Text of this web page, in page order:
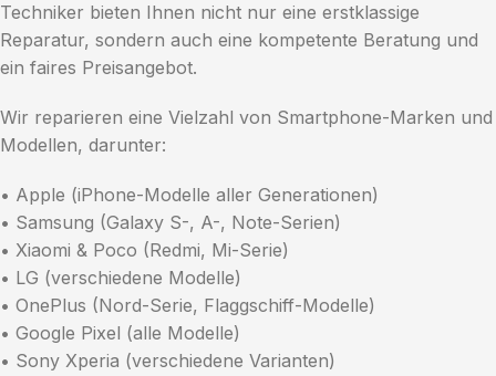
Techniker bieten Ihnen nicht nur eine erstklassige
Reparatur, sondern auch eine kompetente Beratung und
ein faires Preisangebot.
Wir reparieren eine Vielzahl von Smartphone-Marken und
Modellen, darunter:
• Apple (iPhone-Modelle aller Generationen)
• Samsung (Galaxy S-, A-, Note-Serien)
• Xiaomi & Poco (Redmi, Mi-Serie)
• LG (verschiedene Modelle)
• OnePlus (Nord-Serie, Flaggschiff-Modelle)
• Google Pixel (alle Modelle)
• Sony Xperia (verschiedene Varianten)